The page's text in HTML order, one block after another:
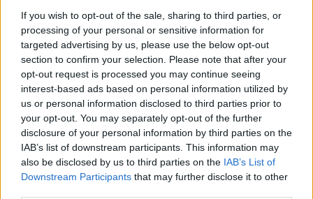
If you wish to opt-out of the sale, sharing to third parties, or
processing of your personal or sensitive information for
targeted advertising by us, please use the below opt-out
section to confirm your selection. Please note that after your
opt-out request is processed you may continue seeing
interest-based ads based on personal information utilized by
us or personal information disclosed to third parties prior to
your opt-out. You may separately opt-out of the further
disclosure of your personal information by third parties on the
IAB’s list of downstream participants. This information may
also be disclosed by us to third parties on the IAB’s List of
Downstream Participants that may further disclose it to other
indítványozni fogják, hogy halálbüntetést
rendeljenek el az elkövető számára.
Teszik ezt annak ellenére, hogy
2006 óta senkin nem hajtottak
végre halálbüntetést
Kaliforniában, Gavin Newsom
kormányzó pedig tavaly
moratóriumot rendelt el